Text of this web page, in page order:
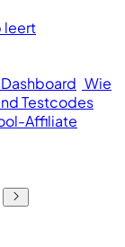
leert
Wie
Testcodes
Affiliate